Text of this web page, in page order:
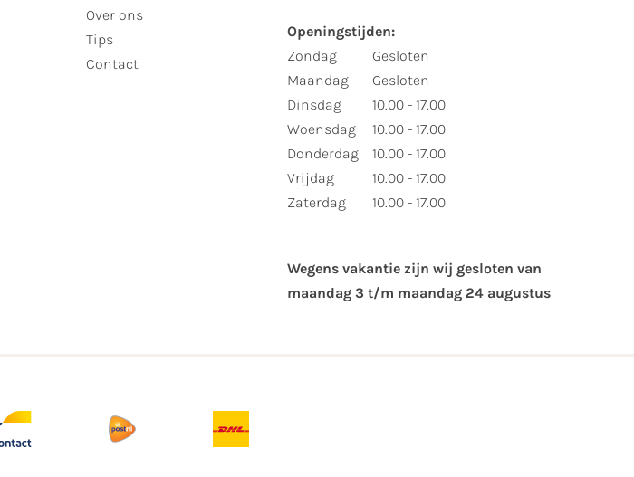
Over ons
Tips
Contact
Openingstijden:
Zondag
Maandag
Dinsdag
Woensdag
Donderdag
Vrijdag
Zaterdag
Gesloten
Gesloten
10.00 - 17.00
10.00 - 17.00
10.00 - 17.00
10.00 - 17.00
10.00 - 17.00
Wegens vakantie zijn wij gesloten van ​
maandag 3 t/m maandag 24 augustus